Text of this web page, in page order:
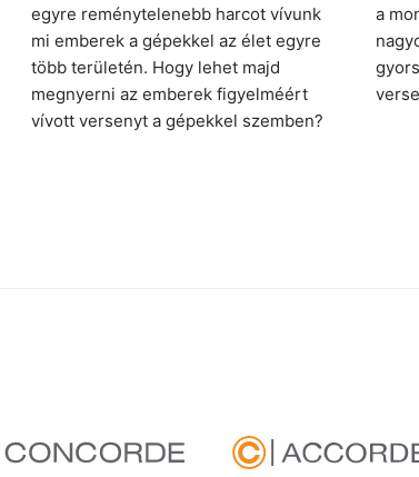
egyre reménytelenebb harcot vívunk
mi emberek a gépekkel az élet egyre
több területén. Hogy lehet majd
megnyerni az emberek figyelméért
vívott versenyt a gépekkel szemben?
a